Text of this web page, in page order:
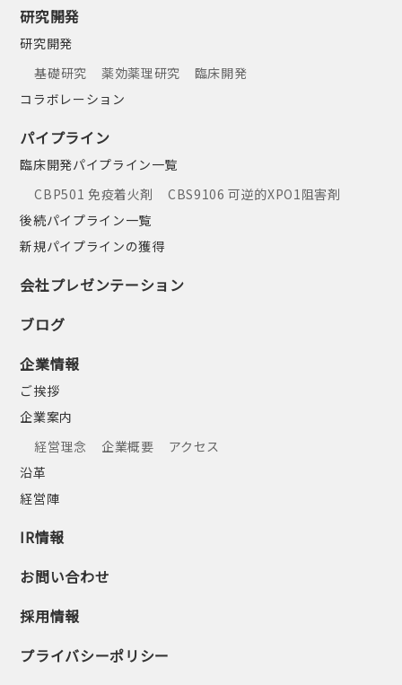
研究開発
研究開発
基礎研究
薬効薬理研究
臨床開発
コラボレーション
パイプライン
臨床開発パイプライン一覧
CBP501 免疫着火剤
CBS9106 可逆的XPO1阻害剤
後続パイプライン一覧
新規パイプラインの獲得
会社プレゼンテーション
ブログ
企業情報
ご挨拶
企業案内
経営理念
企業概要
アクセス
沿革
経営陣
IR情報
お問い合わせ
採用情報
プライバシーポリシー